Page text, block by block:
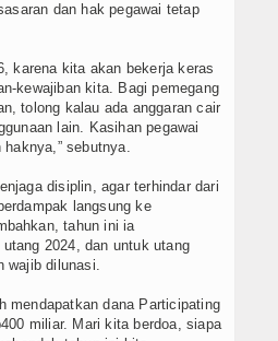
dan hak pegawai tetap
karena kita akan bekerja keras
kewajiban kita. Bagi pemegang
tolong kalau ada anggaran cair
lain. Kasihan pegawai
sebutnya.
disiplin, agar terhindar dari
langsung ke
tahun ini ia
2024, dan untuk utang
wajib dilunasi.
mendapatkan dana Participating
miliar. Mari kita berdoa, siapa